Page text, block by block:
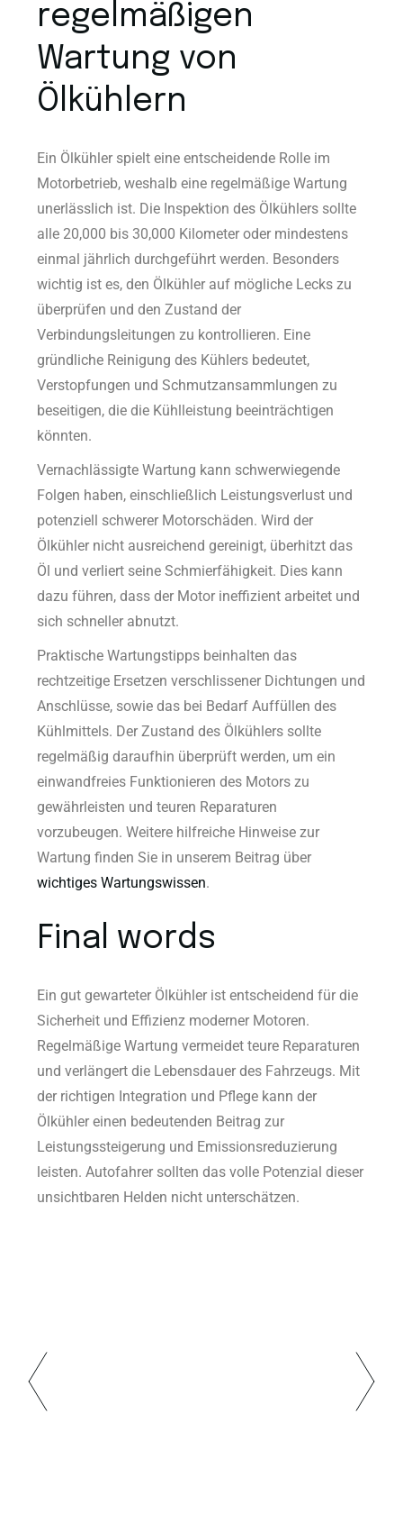
regelmäßigen
Wartung von
Ölkühlern
Ein Ölkühler spielt eine entscheidende Rolle im
Motorbetrieb, weshalb eine regelmäßige Wartung
unerlässlich ist. Die Inspektion des Ölkühlers sollte
alle 20,000 bis 30,000 Kilometer oder mindestens
einmal jährlich durchgeführt werden. Besonders
wichtig ist es, den Ölkühler auf mögliche Lecks zu
überprüfen und den Zustand der
Verbindungsleitungen zu kontrollieren. Eine
gründliche Reinigung des Kühlers bedeutet,
Verstopfungen und Schmutzansammlungen zu
beseitigen, die die Kühlleistung beeinträchtigen
könnten.
Vernachlässigte Wartung kann schwerwiegende
Folgen haben, einschließlich Leistungsverlust und
potenziell schwerer Motorschäden. Wird der
Ölkühler nicht ausreichend gereinigt, überhitzt das
Öl und verliert seine Schmierfähigkeit. Dies kann
dazu führen, dass der Motor ineffizient arbeitet und
sich schneller abnutzt.
Praktische Wartungstipps beinhalten das
rechtzeitige Ersetzen verschlissener Dichtungen und
Anschlüsse, sowie das bei Bedarf Auffüllen des
Kühlmittels. Der Zustand des Ölkühlers sollte
regelmäßig daraufhin überprüft werden, um ein
einwandfreies Funktionieren des Motors zu
gewährleisten und teuren Reparaturen
vorzubeugen. Weitere hilfreiche Hinweise zur
Wartung finden Sie in unserem Beitrag über
wichtiges Wartungswissen.
Final words
Ein gut gewarteter Ölkühler ist entscheidend für die
Sicherheit und Effizienz moderner Motoren.
Regelmäßige Wartung vermeidet teure Reparaturen
und verlängert die Lebensdauer des Fahrzeugs. Mit
der richtigen Integration und Pflege kann der
Ölkühler einen bedeutenden Beitrag zur
Leistungssteigerung und Emissionsreduzierung
leisten. Autofahrer sollten das volle Potenzial dieser
unsichtbaren Helden nicht unterschätzen.